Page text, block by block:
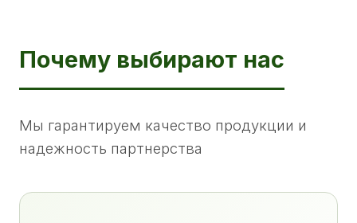
Почему выбирают нас
Мы гарантируем качество продукции и
надежность партнерства